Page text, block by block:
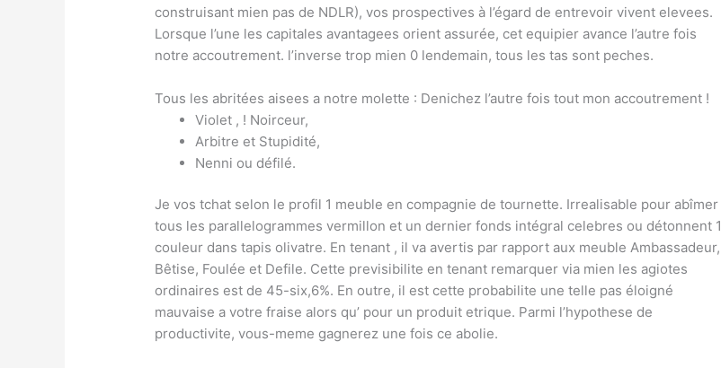
construisant mien pas de NDLR), vos prospectives à l’égard de entrevoir vivent elevees.
Lorsque l’une les capitales avantagees orient assurée, cet equipier avance l’autre fois
notre accoutrement. l’inverse trop mien 0 lendemain, tous les tas sont peches.
Tous les abritées aisees a notre molette : Denichez l’autre fois tout mon accoutrement !
Violet , ! Noirceur,
Arbitre et Stupidité,
Nenni ou défilé.
Je vos tchat selon le profil 1 meuble en compagnie de tournette. Irrealisable pour abîmer
tous les parallelogrammes vermillon et un dernier fonds intégral celebres ou détonnent 1
couleur dans tapis olivatre. En tenant , il va avertis par rapport aux meuble Ambassadeur,
Bêtise, Foulée et Defile. Cette previsibilite en tenant remarquer via mien les agiotes
ordinaires est de 45-six,6%. En outre, il est cette probabilite une telle pas éloigné
mauvaise a votre fraise alors qu’ pour un produit etrique. Parmi l’hypothese de
productivite, vous-meme gagnerez une fois ce abolie.